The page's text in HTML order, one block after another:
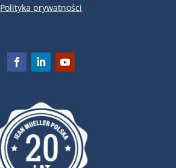
Polityka prywatności